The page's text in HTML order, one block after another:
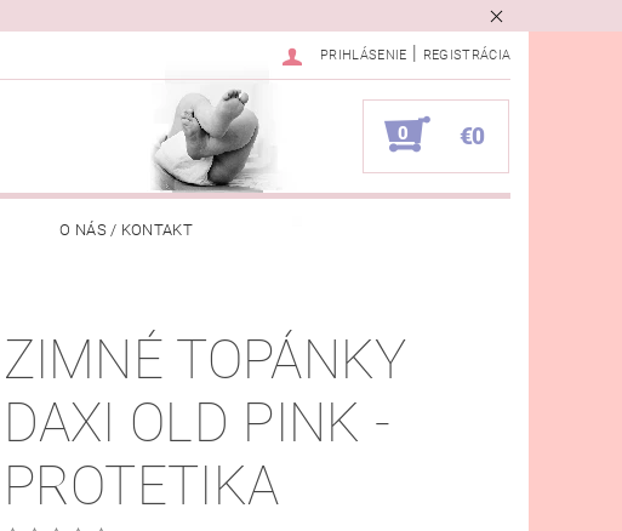
PRIHLÁSENIE REGISTRÁCIA
0 €0
O NÁS / KONTAKT
ZIMNÉ TOPÁNKY
DAXI OLD PINK -
PROTETIKA